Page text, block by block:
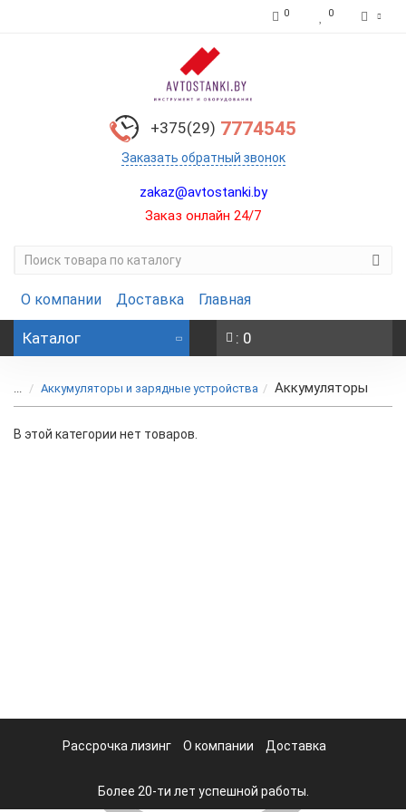
0 0
+375(29) 7774545
Заказать обратный звонок
zakaz@avtostanki.by
Заказ онлайн 24/7
О компании Доставка Главная
Каталог : 0
... Аккумуляторы и зарядные устройства Аккумуляторы
В этой категории нет товаров.
Рассрочка лизинг О компании Доставка
Более 20-ти лет успешной работы.